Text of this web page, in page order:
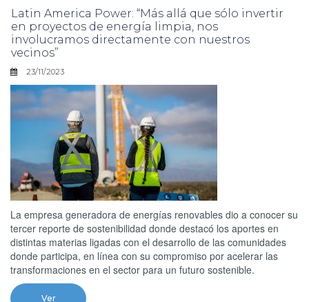
Latin America Power: “Más allá que sólo invertir
en proyectos de energía limpia, nos
involucramos directamente con nuestros
vecinos”
23/11/2023
La empresa generadora de energías renovables dio a conocer su
tercer reporte de sostenibilidad donde destacó los aportes en
distintas materias ligadas con el desarrollo de las comunidades
donde participa, en línea con su compromiso por acelerar las
transformaciones en el sector para un futuro sostenible.
Ver